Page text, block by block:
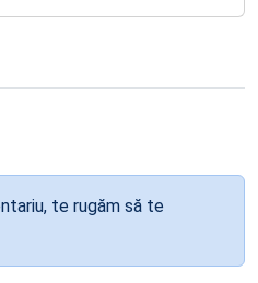
te rugăm să te